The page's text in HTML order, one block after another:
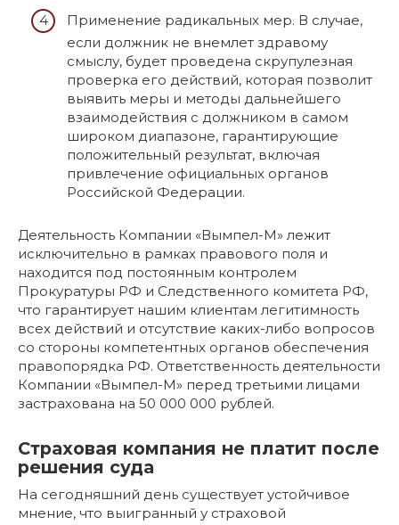
Применение радикальных мер. В случае,
если должник не внемлет здравому
смыслу, будет проведена скрупулезная
проверка его действий, которая позволит
выявить меры и методы дальнейшего
взаимодействия с должником в самом
широком диапазоне, гарантирующие
положительный результат, включая
привлечение официальных органов
Российской Федерации.
Деятельность Компании «Вымпел-М» лежит
исключительно в рамках правового поля и
находится под постоянным контролем
Прокуратуры РФ и Следственного комитета РФ,
что гарантирует нашим клиентам легитимность
всех действий и отсутствие каких-либо вопросов
со стороны компетентных органов обеспечения
правопорядка РФ. Ответственность деятельности
Компании «Вымпел-М» перед третьими лицами
застрахована на 50 000 000 рублей.
Страховая компания не платит после
решения суда
На сегодняшний день существует устойчивое
мнение, что выигранный у страховой